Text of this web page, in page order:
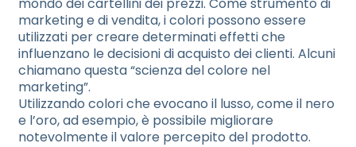
marketing e di vendita, i colori possono essere
utilizzati per creare determinati effetti che
influenzano le decisioni di acquisto dei clienti. Alcuni
chiamano questa “scienza del colore nel
marketing”.
Utilizzando colori che evocano il lusso, come il nero
e l’oro, ad esempio, è possibile migliorare
notevolmente il valore percepito del prodotto.